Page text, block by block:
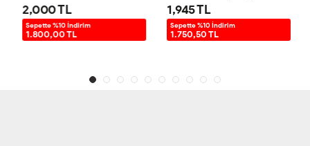
2,000 TL
Sepette %10 İndirim
1.800,00 TL
1,945 TL
Sepette %10 İndirim
1.750,50 TL